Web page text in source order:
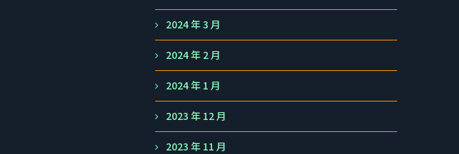
2024 年 3 月
2024 年 2 月
2024 年 1 月
2023 年 12 月
2023 年 11 月